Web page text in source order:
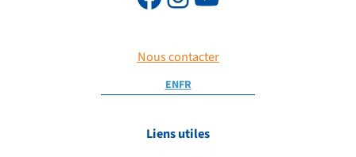
Nous contacter
ENFR
Liens utiles